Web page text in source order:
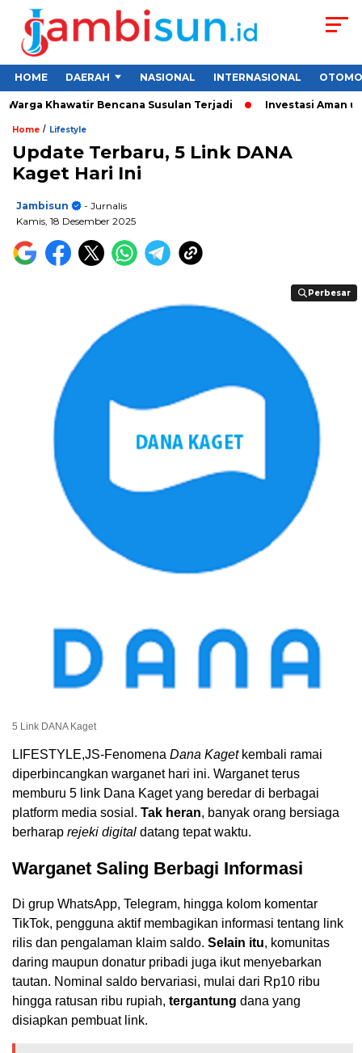
HOME DAERAH NASIONAL INTERNASIONAL
Khawatir Bencana Susulan Terjadi Investasi Aman
Home / Lifestyle
Update Terbaru, 5 Link DANA
Kaget Hari Ini
Jambisun
- Jurnalis
Kamis, 18 Desember 2025
Perbesar
Perbesar
5 Link DANA Kaget
LIFESTYLE,JS-Fenomena Dana Kagetkembali ramai
diperbincangkan warganet hari ini. Warganet terus
memburu 5 link Dana Kaget yang beredar di berbagai
platform media sosial. Tak heran, banyak orang bersiaga
berharap rejeki digital datang tepat waktu.
Warganet Saling Berbagi Informasi
Di grup WhatsApp, Telegram, hingga kolom komentar
TikTok, pengguna aktif membagikan informasi tentang link
rilis dan pengalaman klaim saldo. Selain itu, komunitas
daring maupun donatur pribadi juga ikut menyebarkan
tautan. Nominal saldo bervariasi, mulai dari Rp10 ribu
hingga ratusan ribu rupiah, tergantung dana yang
disiapkan pembuat link.